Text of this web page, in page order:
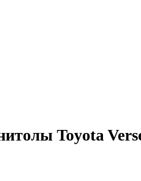
Toyota